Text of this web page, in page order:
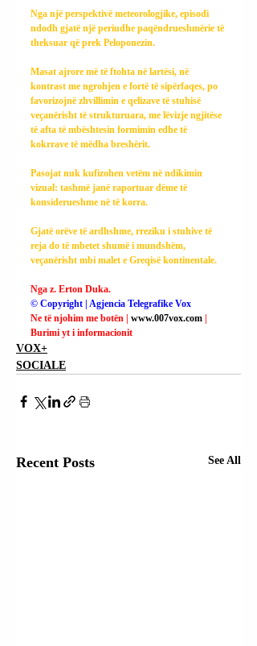
Nga një perspektivë meteorologjike, episodi
ndodh gjatë një periudhe paqëndrueshmërie të
theksuar që prek Peloponezin.
Masat ajrore më të ftohta në lartësi, në
kontrast me ngrohjen e fortë të sipërfaqes, po
favorizojnë zhvillimin e qelizave të stuhisë
veçanërisht të strukturuara, me lëvizje ngjitëse
të afta të mbështesin formimin edhe të
kokrrave të mëdha breshërit.
Pasojat nuk kufizohen vetëm në ndikimin
vizual: tashmë janë raportuar dëme të
konsiderueshme në të korra.
Gjatë orëve të ardhshme, rreziku i stuhive të
reja do të mbetet shumë i mundshëm,
veçanërisht mbi malet e Greqisë kontinentale.
Nga z. Erton Duka.
© Copyright | Agjencia Telegrafike Vox
Ne të njohim me botën | www.007vox.com
Burimi yt i informacionit
VOX+
SOCIALE
Recent Posts See All